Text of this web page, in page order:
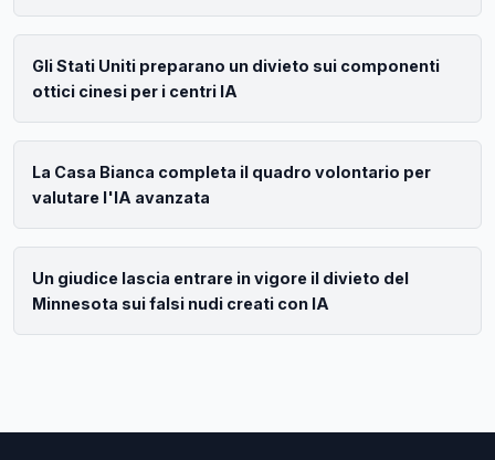
Gli Stati Uniti preparano un divieto sui componenti
ottici cinesi per i centri IA
La Casa Bianca completa il quadro volontario per
valutare l'IA avanzata
Un giudice lascia entrare in vigore il divieto del
Minnesota sui falsi nudi creati con IA